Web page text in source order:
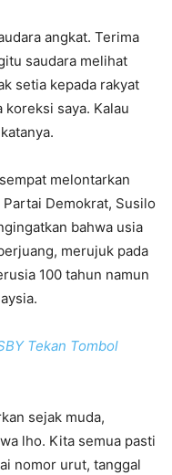
angkat. Terima
saudara melihat
setia kepada rakyat
koreksi saya. Kalau
melontarkan
Demokrat, Susilo
bahwa usia
merujuk pada
100 tahun namun
Tekan Tombol
sejak muda,
lho. Kita semua pasti
nomor urut, tanggal